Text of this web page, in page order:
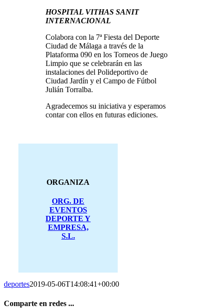
HOSPITAL VITHAS SANIT
INTERNACIONAL
Colabora con la 7ª Fiesta del Deporte
Ciudad de Málaga a través de la
Plataforma 090 en los Torneos de Juego
Limpio que se celebrarán en las
instalaciones del Polideportivo de
Ciudad Jardín y el Campo de Fútbol
Julián Torralba.
Agradecemos su iniciativa y esperamos
contar con ellos en futuras ediciones.
ORGANIZA
ORG. DE
EVENTOS
DEPORTE Y
EMPRESA,
S.L.
deportes2019-05-06T14:08:41+00:00
Comparte en redes ...